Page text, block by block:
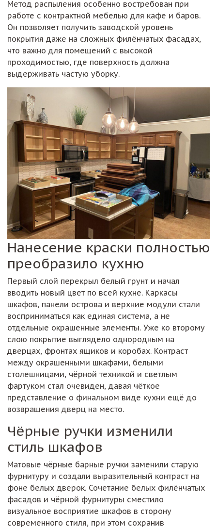
Метод распыления особенно востребован при
работе с контрактной мебелью для кафе и баров.
Он позволяет получить заводской уровень
покрытия даже на сложных филёнчатых фасадах,
что важно для помещений с высокой
проходимостью, где поверхность должна
выдерживать частую уборку.
Нанесение краски полностью
преобразило кухню
Первый слой перекрыл белый грунт и начал
вводить новый цвет по всей кухне. Каркасы
шкафов, панели острова и верхние модули стали
восприниматься как единая система, а не
отдельные окрашенные элементы. Уже ко второму
слою покрытие выглядело однородным на
дверцах, фронтах ящиков и коробах. Контраст
между окрашенными шкафами, белыми
столешницами, чёрной техникой и светлым
фартуком стал очевиден, давая чёткое
представление о финальном виде кухни ещё до
возвращения дверц на место.
Чёрные ручки изменили
стиль шкафов
Матовые чёрные барные ручки заменили старую
фурнитуру и создали выразительный контраст на
фоне белых дверок. Сочетание белых филёнчатых
фасадов и чёрной фурнитуры сместило
визуальное восприятие шкафов в сторону
современного стиля, при этом сохранив